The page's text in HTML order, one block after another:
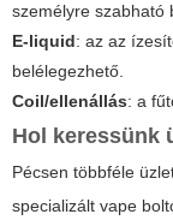
személyre szabható
E-liquid: az az
belélegezhető.
Coil/ellenállás: a
Hol keressünk
Pécsen többféle
specializált vape